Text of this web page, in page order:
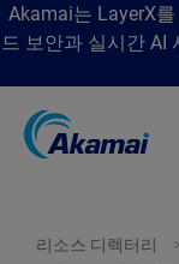
Akamai는 LayerX
드 보안과 실시간 AI
리소스 디렉터리